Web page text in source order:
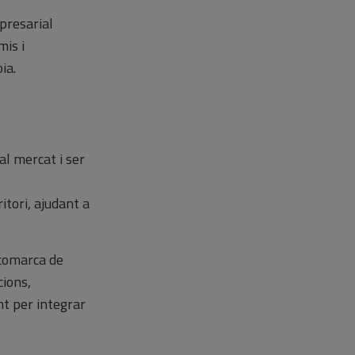
i
mercat i ser
ajudant a
de
per integrar